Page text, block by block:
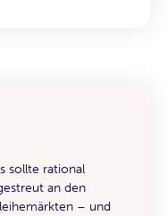
sollte rational
an den
– und